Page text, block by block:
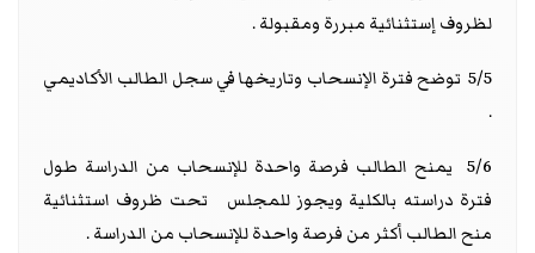
لظروف إستثنائية مبررة ومقبولة .
5/5 توضح فترة الإنسحاب وتاريخها في سجل الطالب الأكاديمي
.
5/6 يمنح الطالب فرصة واحدة للإنسحاب من الدراسة طول
فترة دراسته بالكلية ويجوز للمجلس تحت ظروف استثنائية
منح الطالب أكثر من فرصة واحدة للإنسحاب من الدراسة .